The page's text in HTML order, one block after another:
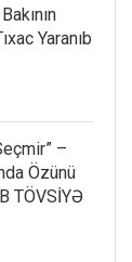
Yaranıb
–
Özünü
TÖVSİYƏ